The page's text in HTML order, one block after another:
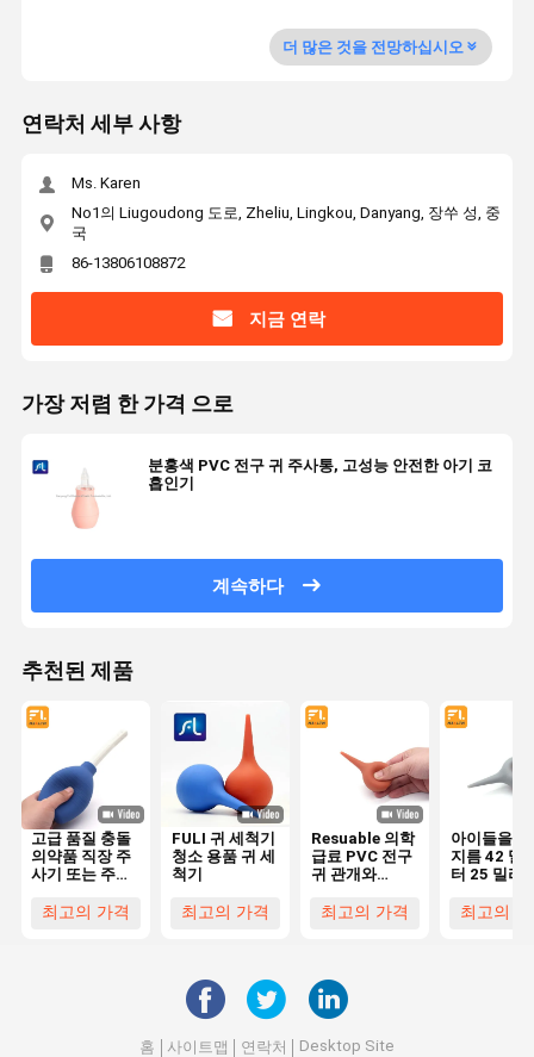
더 많은 것을 전망하십시오
연락처 세부 사항
Ms. Karen
No1의 Liugoudong 도로, Zheliu, Lingkou, Danyang, 장쑤 성, 중
국
86-13806108872
지금 연락
가장 저렴 한 가격 으로
분홍색 PVC 전구 귀 주사통, 고성능 안전한 아기 코
흡인기
계속하다
추천된 제품
고급 품질 충돌
의약품 직장 주
사기 또는 주사
최고의 가격
FULI 귀 세척기
청소 용품 귀 세
척기
최고의 가격
Resuable 의학
급료 PVC 전구
귀 관개와
OEM 순서
최고의 가격
아이들을
지름 42 밀
터 25 밀리
귀 세정 주
최고의
홈 사이트맵 연락처 Desktop Site